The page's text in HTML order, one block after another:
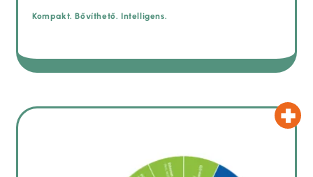
Kompakt. Bővíthető. Intelligens.